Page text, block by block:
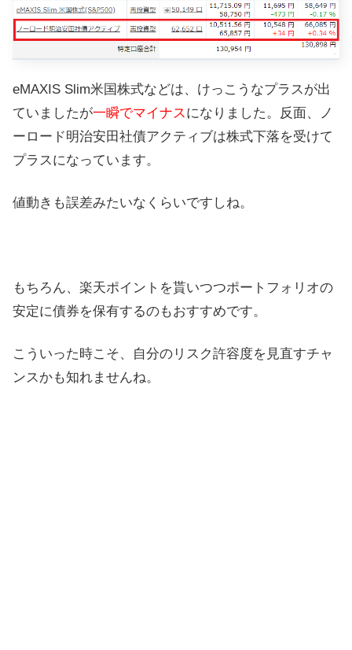
eMAXIS Slim米国株式などは、けっこうなプラスが出
ていましたが一瞬でマイナスになりました。反面、ノ
ーロード明治安田社債アクティブは株式下落を受けて
プラスになっています。
値動きも誤差みたいなくらいですしね。
もちろん、楽天ポイントを貰いつつポートフォリオの
安定に債券を保有するのもおすすめです。
こういった時こそ、自分のリスク許容度を見直すチャ
ンスかも知れませんね。